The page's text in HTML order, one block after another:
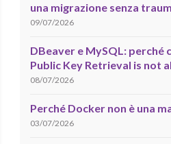
una migrazione senza
09/07/2026
DBeaver e MySQL: perché
Public Key Retrieval is not
08/07/2026
Perché Docker non è una
03/07/2026